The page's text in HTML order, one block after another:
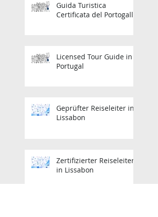
Guida Turistica
Certificata del Portogallo
Licensed Tour Guide in
Portugal
Geprüfter Reiseleiter in
Lissabon
Zertifizierter Reiseleiter
in Lissabon